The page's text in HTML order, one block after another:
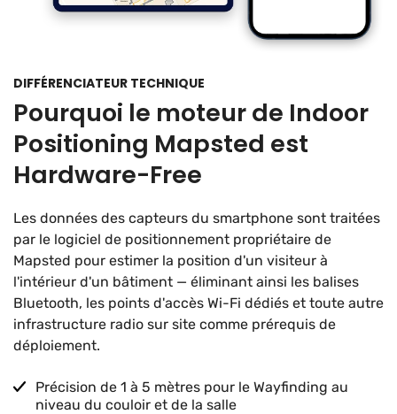
DIFFÉRENCIATEUR TECHNIQUE
Pourquoi le moteur de Indoor
Positioning Mapsted est
Hardware-Free
Les données des capteurs du smartphone sont traitées
par le logiciel de positionnement propriétaire de
Mapsted pour estimer la position d'un visiteur à
l'intérieur d'un bâtiment — éliminant ainsi les balises
Bluetooth, les points d'accès Wi-Fi dédiés et toute autre
infrastructure radio sur site comme prérequis de
déploiement.
Précision de 1 à 5 mètres pour le Wayfinding au
niveau du couloir et de la salle